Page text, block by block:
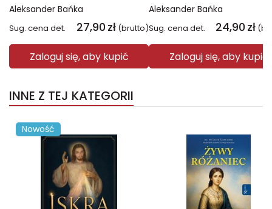
Aleksander Bańka
Sug. cena det. 27,90 zł (brutto)
Zaloguj się, aby kupić
Aleksander Bańka
Sug. cena det. 24,90 zł
Zaloguj się, aby kupić
INNE Z TEJ KATEGORII
Nowość